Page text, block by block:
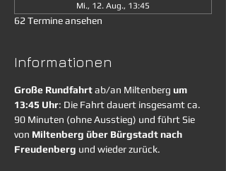
Mi., 12. Aug., 13:45
62 Termine ansehen
Informationen
Große Rundfahrt ab/an Miltenberg um
13:45 Uhr: Die Fahrt dauert insgesamt ca.
90 Minuten (ohne Ausstieg) und führt Sie
von Miltenberg über Bürgstadt nach
Freudenberg und wieder zurück.